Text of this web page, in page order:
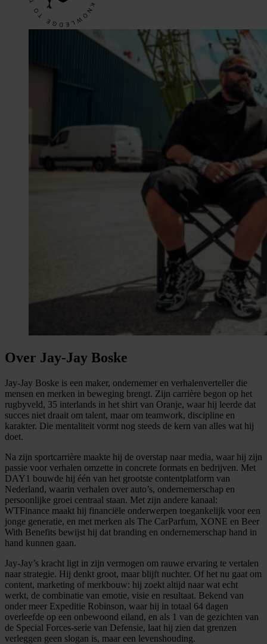
Over Jay-Jay Boske
Jay-Jay Boske is een maker, ondernemer en verhalenverteller die
mensen en merken in beweging brengt. Zijn carrière begon op het
rugbyveld, 35 interlands in het shirt van Oranje, waar hij leerde dat
succes niet draait om talent, maar om teamwork, discipline en
karakter. Die mentaliteit vormt nog steeds de kern van alles wat hij
doet.
Na zijn sportcarrière maakte hij de overstap naar media, waar hij zijn
passie voor verhalen omzette in concrete formats en bedrijven. Met
DAY1 bouwde hij één van het grootste contentplatform van
Nederland, waarin verhalen over auto’s, ondernemerschap en
persoonlijke groei centraal staan. Met zijn andere kanaal:
WTFinance maakt hij financiële onderwerpen toegankelijk voor een
jonge generatie, en met merken als The CarParfum, XONE en Beer
With Benefits bewijst hij dat branding en ondernemerschap hand in
hand kunnen gaan.
Jay-Jay’s kracht ligt in zijn vermogen om rauwe ervaring te vertalen
naar strategie. Hij denkt groot, maar blijft nuchter. Of het nu gaat om
content, marketing of merkbouw: hij zoekt altijd naar wat echt
werkt, de combinatie van emotie, visie en resultaat. Bekend van
onder meer Expeditie Robinson, waar hij in totaal 64 dagen
overleefde op een onbewoond eiland, en als 1 van de gezichten van
de Special Forces-serie van Defensie, laat hij zien dat grenzen
verleggen geen slogan is, maar een levenshouding.